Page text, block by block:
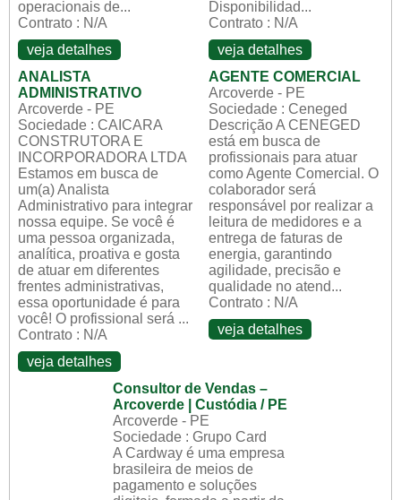
operacionais de...
Contrato : N/A
veja detalhes
Disponibilidad...
Contrato : N/A
veja detalhes
ANALISTA
ADMINISTRATIVO
Arcoverde - PE
Sociedade : CAICARA
CONSTRUTORA E
INCORPORADORA LTDA
Estamos em busca de
um(a) Analista
Administrativo para integrar
nossa equipe. Se você é
uma pessoa organizada,
analítica, proativa e gosta
de atuar em diferentes
frentes administrativas,
essa oportunidade é para
você! O profissional será ...
Contrato : N/A
veja detalhes
AGENTE COMERCIAL
Arcoverde - PE
Sociedade : Ceneged
Descrição A CENEGED
está em busca de
profissionais para atuar
como Agente Comercial. O
colaborador será
responsável por realizar a
leitura de medidores e a
entrega de faturas de
energia, garantindo
agilidade, precisão e
qualidade no atend...
Contrato : N/A
veja detalhes
Consultor de Vendas –
Arcoverde | Custódia / PE
Arcoverde - PE
Sociedade : Grupo Card
A Cardway é uma empresa
brasileira de meios de
pagamento e soluções